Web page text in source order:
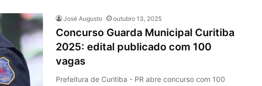
José Augusto outubro 13, 2025
Concurso Guarda Municipal Curitiba
2025: edital publicado com 100
vagas
Prefeitura de Curitiba - PR abre concurso com 100